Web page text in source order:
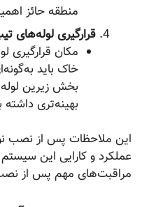
منطقه حائز
قرارگیری لوله‌های تیپ
مکان قرارگیری
خاک باید
بخش زیرین لوله
بهینه‌تری داشته
این ملاحظات پس از نصب نوار
عملکرد و کارایی این سیستم
مراقبت‌های مهم پس از نصب را